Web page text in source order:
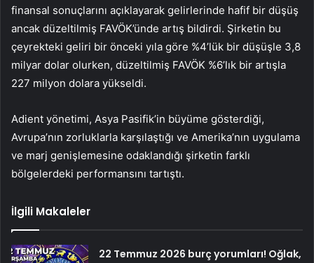
finansal sonuçlarını açıklayarak gelirlerinde hafif bir düşüş
ancak düzeltilmiş FAVÖK’ünde artış bildirdi. Şirketin bu
çeyrekteki geliri bir önceki yıla göre %4’lük bir düşüşle 3,8
milyar dolar olurken, düzeltilmiş FAVÖK %6’lık bir artışla
227 milyon dolara yükseldi.
Adient yönetimi, Asya Pasifik’in büyüme gösterdiği,
Avrupa’nın zorluklarla karşılaştığı ve Amerika’nın uygulama
ve marj genişlemesine odaklandığı şirketin farklı
bölgelerdeki performansını tartıştı.
İlgili Makaleler
22 Temmuz 2026 burç yorumları! Oğlak,